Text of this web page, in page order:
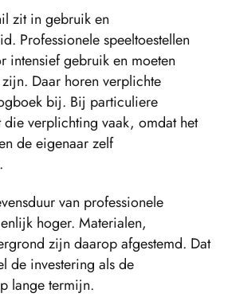
zit in gebruik en
Professionele speeltoestellen
intensief gebruik en moeten
Daar horen verplichte
bij. Bij particuliere
die verplichting vaak, omdat het
de eigenaar zelf
van professionele
hoger. Materialen,
zijn daarop afgestemd. Dat
de investering als de
lange termijn.